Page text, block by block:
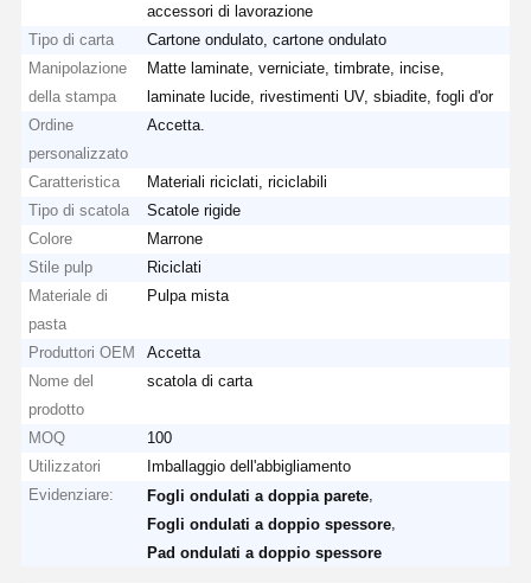
accessori di lavorazione
Tipo di carta
Cartone ondulato, cartone ondulato
Manipolazione
della stampa
Matte laminate, verniciate, timbrate, incise,
laminate lucide, rivestimenti UV, sbiadite, fogli d'or
Ordine
personalizzato
Accetta.
Caratteristica
Materiali riciclati, riciclabili
Tipo di scatola
Scatole rigide
Colore
Marrone
Stile pulp
Riciclati
Materiale di
pasta
Pulpa mista
Produttori OEM
Accetta
Nome del
prodotto
scatola di carta
MOQ
100
Utilizzatori
Imballaggio dell'abbigliamento
Evidenziare:
Fogli ondulati a doppia parete
Fogli ondulati a doppio spessore
Pad ondulati a doppio spessore